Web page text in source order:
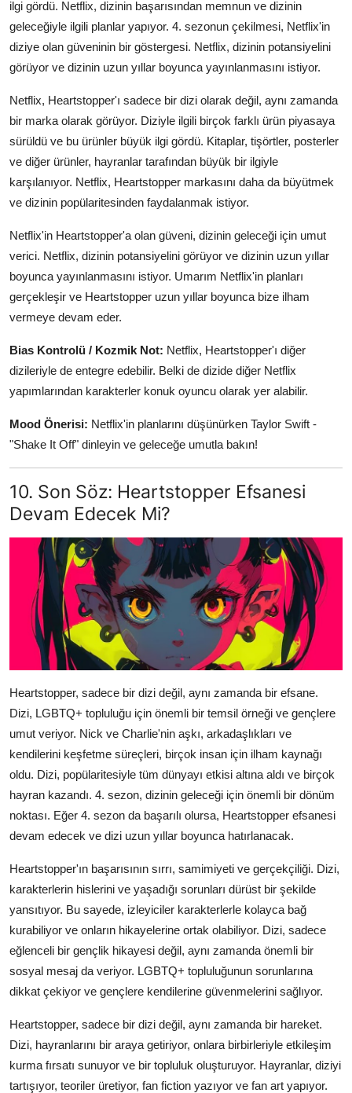
ilgi gördü. Netflix, dizinin başarısından memnun ve dizinin
geleceğiyle ilgili planlar yapıyor. 4. sezonun çekilmesi, Netflix'in
diziye olan güveninin bir göstergesi. Netflix, dizinin potansiyelini
görüyor ve dizinin uzun yıllar boyunca yayınlanmasını istiyor.
Netflix, Heartstopper'ı sadece bir dizi olarak değil, aynı zamanda
bir marka olarak görüyor. Diziyle ilgili birçok farklı ürün piyasaya
sürüldü ve bu ürünler büyük ilgi gördü. Kitaplar, tişörtler, posterler
ve diğer ürünler, hayranlar tarafından büyük bir ilgiyle
karşılanıyor. Netflix, Heartstopper markasını daha da büyütmek
ve dizinin popülaritesinden faydalanmak istiyor.
Netflix'in Heartstopper'a olan güveni, dizinin geleceği için umut
verici. Netflix, dizinin potansiyelini görüyor ve dizinin uzun yıllar
boyunca yayınlanmasını istiyor. Umarım Netflix'in planları
gerçekleşir ve Heartstopper uzun yıllar boyunca bize ilham
vermeye devam eder.
Bias Kontrolü / Kozmik Not: Netflix, Heartstopper'ı diğer
dizileriyle de entegre edebilir. Belki de dizide diğer Netflix
yapımlarından karakterler konuk oyuncu olarak yer alabilir.
Mood Önerisi: Netflix'in planlarını düşünürken Taylor Swift -
"Shake It Off" dinleyin ve geleceğe umutla bakın!
10. Son Söz: Heartstopper Efsanesi
Devam Edecek Mi?
Heartstopper, sadece bir dizi değil, aynı zamanda bir efsane.
Dizi, LGBTQ+ topluluğu için önemli bir temsil örneği ve gençlere
umut veriyor. Nick ve Charlie'nin aşkı, arkadaşlıkları ve
kendilerini keşfetme süreçleri, birçok insan için ilham kaynağı
oldu. Dizi, popülaritesiyle tüm dünyayı etkisi altına aldı ve birçok
hayran kazandı. 4. sezon, dizinin geleceği için önemli bir dönüm
noktası. Eğer 4. sezon da başarılı olursa, Heartstopper efsanesi
devam edecek ve dizi uzun yıllar boyunca hatırlanacak.
Heartstopper'ın başarısının sırrı, samimiyeti ve gerçekçiliği. Dizi,
karakterlerin hislerini ve yaşadığı sorunları dürüst bir şekilde
yansıtıyor. Bu sayede, izleyiciler karakterlerle kolayca bağ
kurabiliyor ve onların hikayelerine ortak olabiliyor. Dizi, sadece
eğlenceli bir gençlik hikayesi değil, aynı zamanda önemli bir
sosyal mesaj da veriyor. LGBTQ+ topluluğunun sorunlarına
dikkat çekiyor ve gençlere kendilerine güvenmelerini sağlıyor.
Heartstopper, sadece bir dizi değil, aynı zamanda bir hareket.
Dizi, hayranlarını bir araya getiriyor, onlara birbirleriyle etkileşim
kurma fırsatı sunuyor ve bir topluluk oluşturuyor. Hayranlar, diziyi
tartışıyor, teoriler üretiyor, fan fiction yazıyor ve fan art yapıyor.